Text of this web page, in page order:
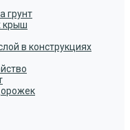
грунт
крыш
в конструкциях